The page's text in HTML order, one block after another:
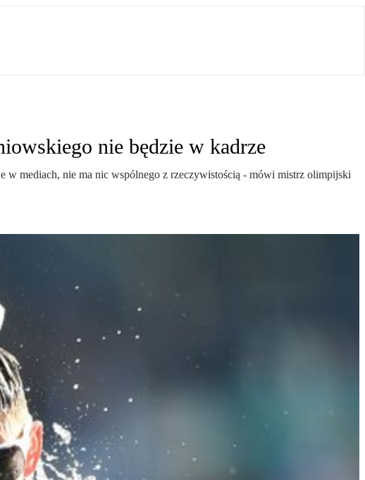
nie będzie w kadrze
w mediach, nie ma nic wspólnego z rzeczywistością - mówi mistrz olimpijski